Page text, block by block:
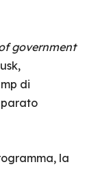
government
di
la